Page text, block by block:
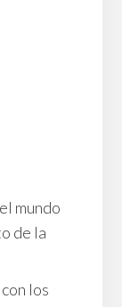
mundo
de la
los